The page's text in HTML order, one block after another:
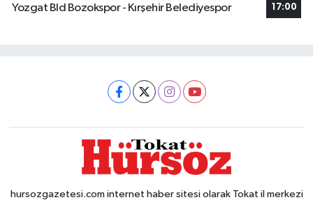
Yozgat Bld Bozokspor - Kırşehir Belediyespor 17:00
hursozgazetesi.com internet haber sitesi olarak Tokat il merkezi